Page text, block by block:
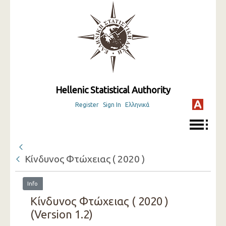
Hellenic Statistical Authority
Register Sign In Ελληνικά
Κίνδυνος Φτώχειας ( 2020 )
Info
Κίνδυνος Φτώχειας ( 2020 )
(Version 1.2)